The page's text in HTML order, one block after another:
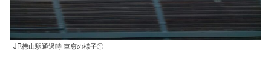
JR徳山駅通過時 車窓の様子①